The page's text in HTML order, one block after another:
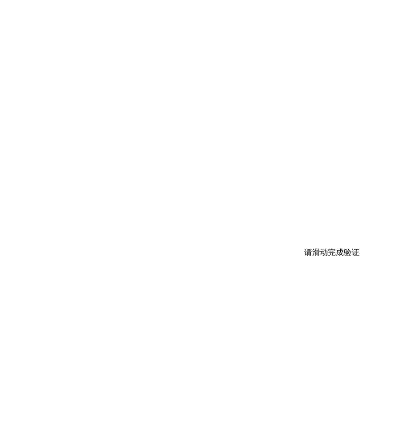
请滑动完成验证